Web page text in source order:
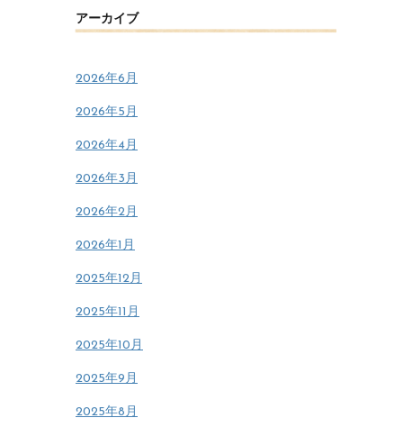
アーカイブ
2026年6月
2026年5月
2026年4月
2026年3月
2026年2月
2026年1月
2025年12月
2025年11月
2025年10月
2025年9月
2025年8月